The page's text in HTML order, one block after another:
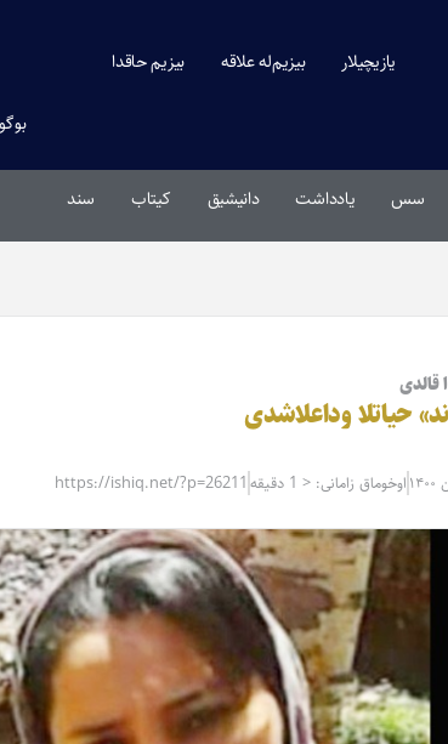
یازیچیلار بیزیم‌له علاقه بیزیم حاقدا
بوگون
سس یادداشت دانیشیق کیتاب سند
قالدی
حیاتلا وداعلاشدی
اوخوماق زامانی: < 1 دقیقه https://ishiq.net/?p=26211